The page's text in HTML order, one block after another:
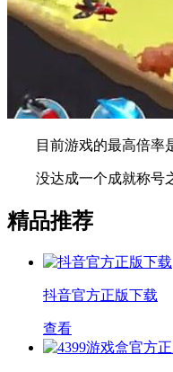
目前游戏的最高倍率是
没达成一个成就称号之
精品推荐
抖音官方正版下载
查看